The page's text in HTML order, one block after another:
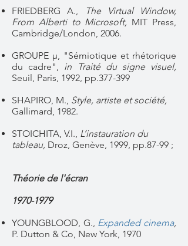
FRIEDBERG A.,
The Virtual Window,
From Alberti to Microsoft, MIT Press,
Cambridge/London, 2006.
GROUPE μ, "Sémiotique et rhétorique
du cadre", in Traité du signe visuel,
Seuil, Paris, 1992, pp.377-399
SHAPIRO, M., Style, artiste et société,
Gallimard, 1982.
STOICHITA, V.I., L’instauration du
tableau, Droz, Genève, 1999, pp.87-99 ;
Théorie de l'écran
1970-1979
YOUNGBLOOD, G., Expanded cinema,
P. Dutton & Co, New York, 1970